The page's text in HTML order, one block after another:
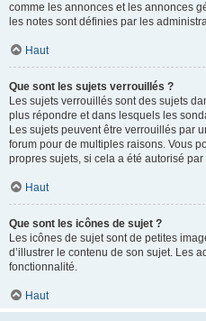
comme les annonces et les annonces
les notes sont définies par les
Haut
Que sont les sujets verrouillés ?
Les sujets verrouillés sont des sujets
plus répondre et dans lesquels les
Les sujets peuvent être verrouillés par
forum pour de multiples raisons. Vous
propres sujets, si cela a été autorisé
Haut
Que sont les icônes de sujet ?
Les icônes de sujet sont de petites
d’illustrer le contenu de son sujet. Les
fonctionnalité.
Haut